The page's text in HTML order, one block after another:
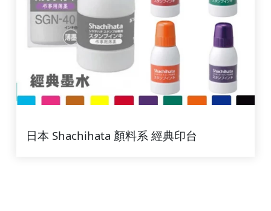
日本 Shachihata 顏料系 經典印台